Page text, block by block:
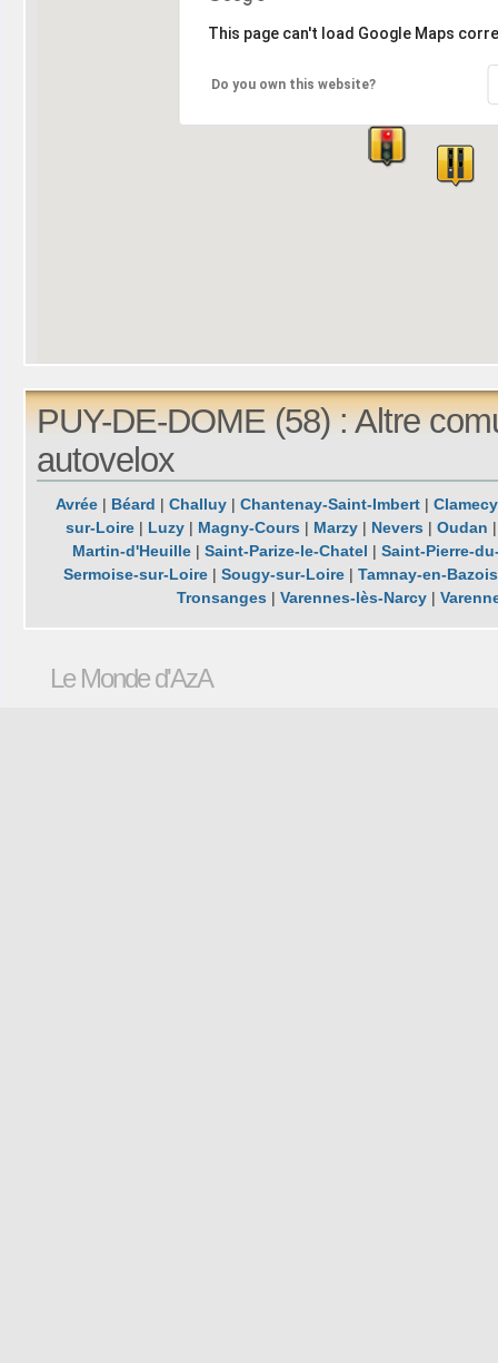
This page can't load Google Maps
Do you own this website?
PUY-DE-DOME (58) : Altre
autovelox
Avrée| Béard | Challuy| Chantenay-Saint-Imbert| Clamecy
sur-Loire| Luzy| Magny-Cours | Marzy| Nevers | Oudan
Martin-d'Heuille| Saint-Parize-le-Chatel | Saint-Pierre-
Sermoise-sur-Loire| Sougy-sur-Loire| Tamnay-en-Bazois
Tronsanges | Varennes-lès-Narcy|
Le Monde d'AzA